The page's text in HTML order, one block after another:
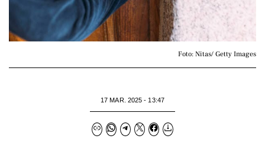
Foto: Nitas/ Getty Images
17 MAR. 2025 - 13:47